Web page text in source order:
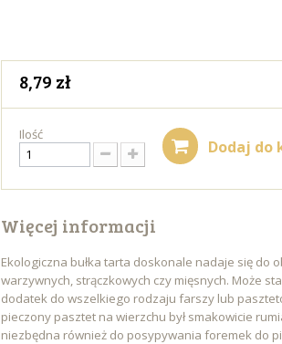
8,79 zł
Ilość
Dodaj do
Więcej informacji
Ekologiczna bułka tarta doskonale nadaje się do
warzywnych, strączkowych czy mięsnych. Może
dodatek do wszelkiego rodzaju farszy lub
pieczony pasztet na wierzchu był smakowicie
niezbędna również do posypywania foremek do